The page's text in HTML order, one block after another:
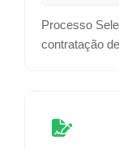
Processo
contratação